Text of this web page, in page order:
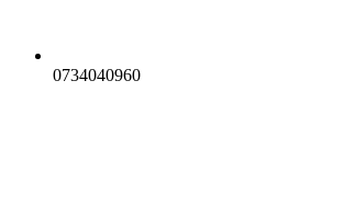
0734040960